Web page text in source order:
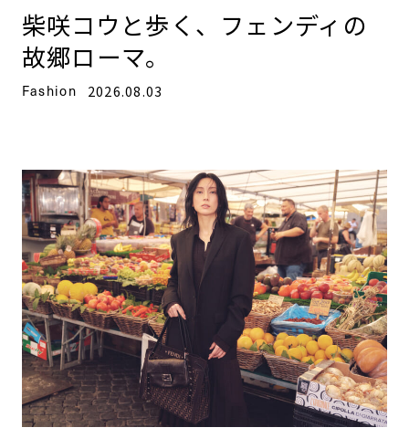
柴咲コウと歩く、フェンディの
故郷ローマ。
Fashion 2026.08.03